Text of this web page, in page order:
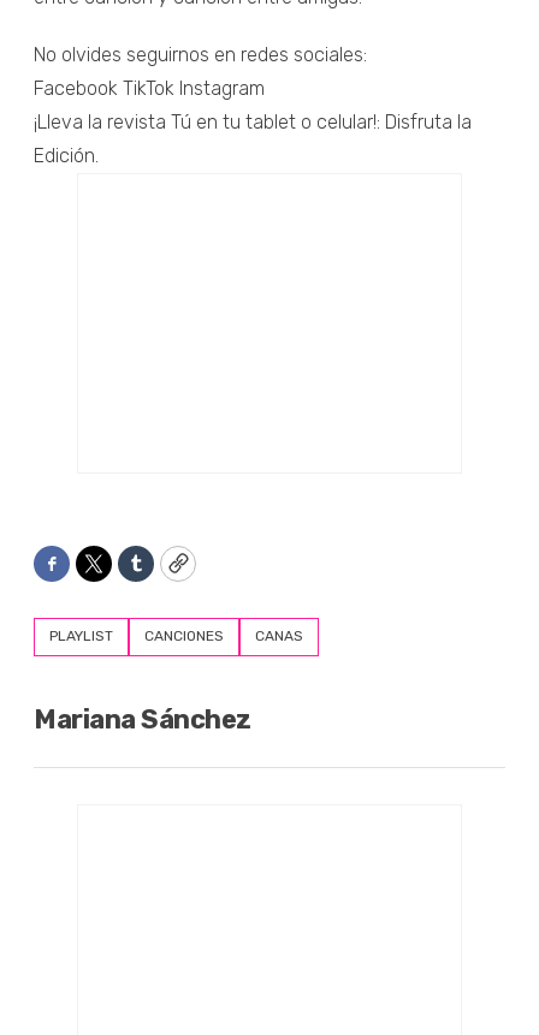
No olvides seguirnos en redes sociales:
Facebook TikTok Instagram
¡Lleva la revista Tú en tu tablet o celular!: Disfruta la
Edición.
Facebook
TwitterTumblrCopy
PLAYLIST CANCIONES CANAS
Mariana Sánchez